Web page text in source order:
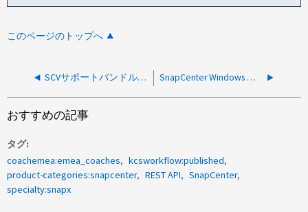
このページのトップへ
SCVサポートバンドルの生成方法とジョブログのダウンロード方法 SnapCenter Windows プラグインホストでサポートされている MPIO を特定する方法を教えてください。
おすすめの記事
タグ
coachemea:emea_coaches
kcsworkflow:published
product-categories:snapcenter
REST API
SnapCenter
specialty:snapx